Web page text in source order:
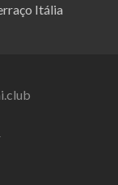
Itália